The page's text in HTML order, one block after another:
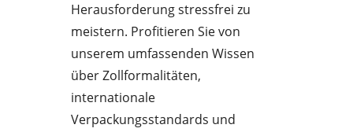
Herausforderung stressfrei zu
meistern. Profitieren Sie von
unserem umfassenden Wissen
über Zollformalitäten,
internationale
Verpackungsstandards und